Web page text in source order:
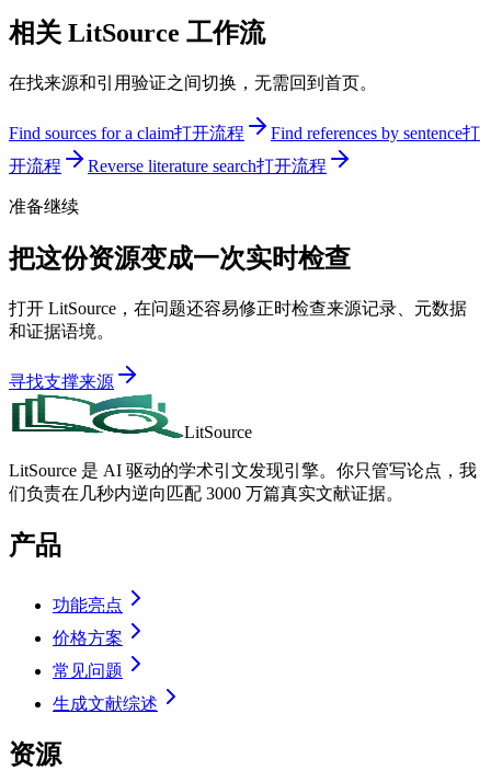
相关 LitSource 工作流
在找来源和引用验证之间切换，无需回到首页。
Find sources for a claim打开流程 Find references by sentence打
开流程
Reverse literature search打开流程
准备继续
把这份资源变成一次实时检查
打开 LitSource，在问题还容易修正时检查来源记录、元数据
和证据语境。
寻找支撑来源
LitSource
LitSource 是 AI 驱动的学术引文发现引擎。你只管写论点，我
们负责在几秒内逆向匹配 3000 万篇真实文献证据。
产品
功能亮点
价格方案
常见问题
生成文献综述
资源